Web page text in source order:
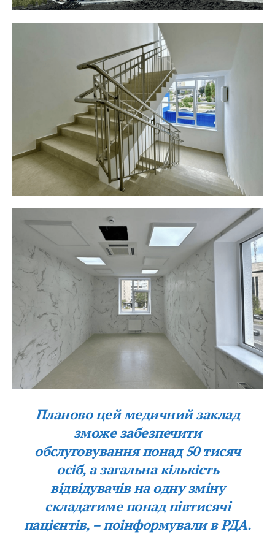
Планово цей медичний заклад
зможе забезпечити
обслуговування понад 50 тисяч
осіб, а загальна кількість
відвідувачів на одну зміну
складатиме понад півтисячі
пацієнтів, – поінформували в РДА.